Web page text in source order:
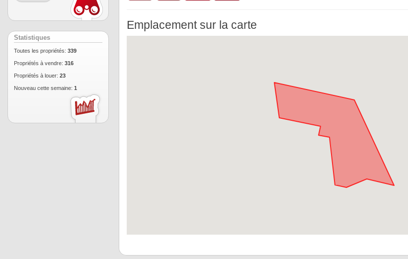
Statistiques
Toutes les propriétés: 339
Propriétés à vendre: 316
Propriétés à louer: 23
Nouveau cette semaine: 1
Emplacement sur la carte